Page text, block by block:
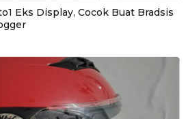
Eks Display, Cocok Buat Bradsis